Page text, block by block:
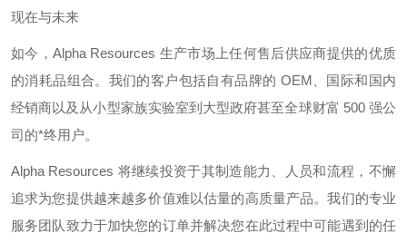
现在与未来
如今， Alpha Resources 生产市场上任何售后供应商提供的优质
的消耗品组合。我们的客户包括自有品牌的 OEM 、国际和国内
经销商以及从小型家族实验室到大型政府甚至全球财富 500 强公
司的*终用户。
Alpha Resources 将继续投资于其制造能力、人员和流程，不懈
追求为您提供越来越多价值难以估量的高质量产品。我们的专业
服务团队致力于加快您的订单并解决您在此过程中可能遇到的任